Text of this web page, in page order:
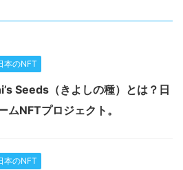
本のNFT
Seeds（きよしの種）とは？日
ムNFTプロジェクト。
本のNFT